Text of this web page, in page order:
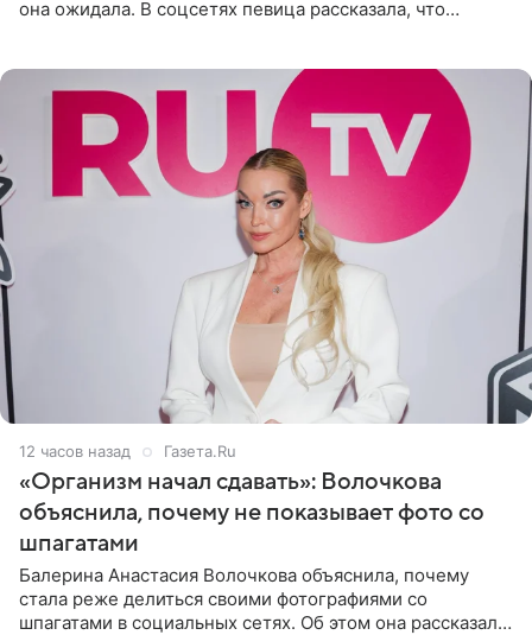
она ожидала. В соцсетях певица рассказала, что
12 часов назад Газета.Ru
«Организм начал сдавать»: Волочкова
объяснила, почему не показывает фото со
шпагатами
Балерина Анастасия Волочкова объяснила, почему
стала реже делиться своими фотографиями со
шпагатами в социальных сетях. Об этом она рассказала